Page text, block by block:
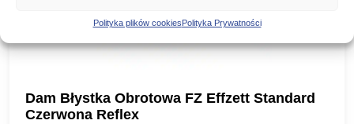
Polityka plików cookiesPolityka Prywatności
Dam Błystka Obrotowa FZ Effzett Standard
Czerwona Reflex